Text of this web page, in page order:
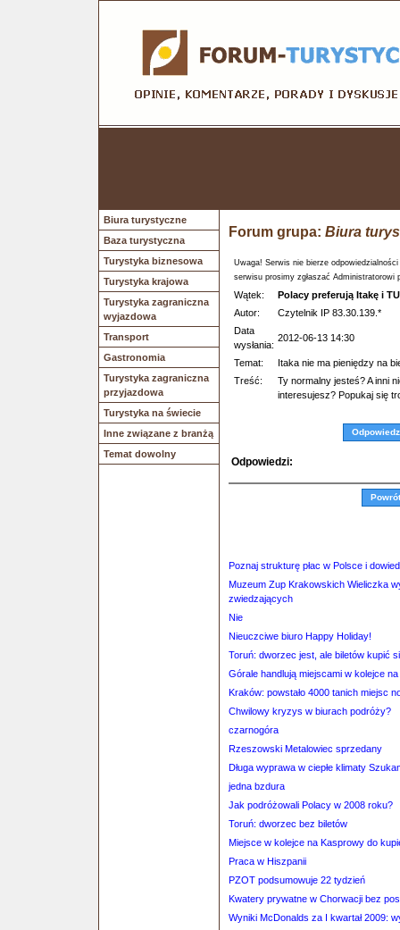
Biura turystyczne
Baza turystyczna
Turystyka biznesowa
Turystyka krajowa
Turystyka zagraniczna
wyjazdowa
Transport
Gastronomia
Turystyka zagraniczna
przyjazdowa
Turystyka na świecie
Inne związane z branżą
Temat dowolny
Forum grupa: Biura
Uwaga! Serwis nie bierze
serwisu prosimy zgłaszać Administratorowi
Wątek:
Polacy preferują Itakę i
Autor:
Czytelnik IP 83.30.139.*
Data
wysłania:
2012-06-13 14:30
Temat:
Itaka nie ma pieniędzy na
Treść:
Ty normalny jesteś? A inni
interesujesz? Popukaj się
Odpowiedz
Odpowiedzi:
Poznaj strukturę płac w Polsce i
Muzeum Zup Krakowskich Wieliczka
zwiedzających
Nie
Nieuczciwe biuro Happy Holiday!
Toruń: dworzec jest, ale biletów kupić
Górale handlują miejscami w kolejce
Kraków: powstało 4000 tanich miejsc
Chwilowy kryzys w biurach podróży?
czarnogóra
Rzeszowski Metalowiec sprzedany
Długa wyprawa w ciepłe klimaty
jedna bzdura
Jak podróżowali Polacy w 2008 roku?
Toruń: dworzec bez biletów
Miejsce w kolejce na Kasprowy do
Praca w Hiszpanii
PZOT podsumowuje 22 tydzień
Kwatery prywatne w Chorwacji bez
Wyniki McDonalds za I kwartał 2009: